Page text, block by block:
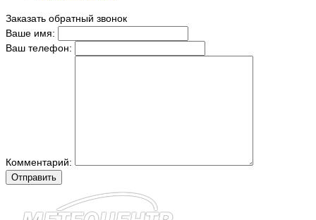
Заказать обратный звонок
Ваше имя:
Ваш телефон:
Комментарий:
Отправить